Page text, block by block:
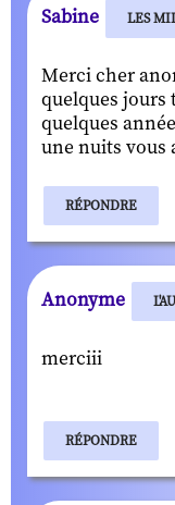
Sabine LES
Merci cher
quelques jours
quelques
une nuits vous
RÉPONDRE
Anonyme
merciii
RÉPONDRE